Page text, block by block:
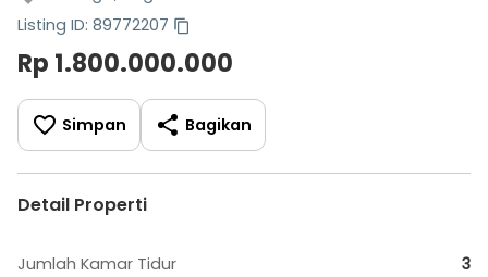
Listing ID: 89772207
Rp 1.800.000.000
Simpan Bagikan
Detail Properti
Jumlah Kamar Tidur 3